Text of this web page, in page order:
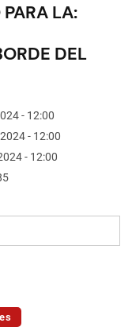
LA:
DEL
- 12:00
- 12:00
- 12:00